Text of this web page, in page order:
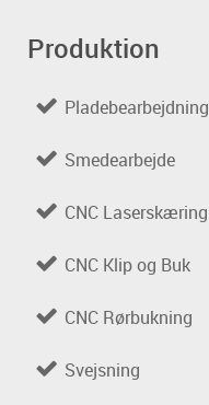
Produktion
Pladebearbejdning
Smedearbejde
CNC Laserskæring
CNC Klip og Buk
CNC Rørbukning
Svejsning